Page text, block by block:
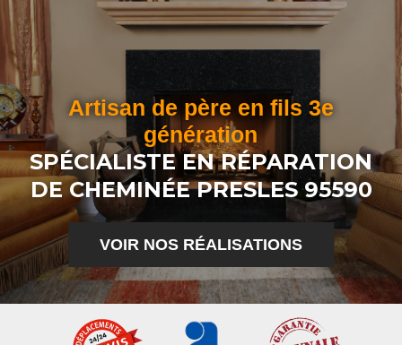
Artisan de père en fils 3e
génération
SPÉCIALISTE EN RÉPARATION
DE CHEMINÉE PRESLES 95590
VOIR NOS RÉALISATIONS